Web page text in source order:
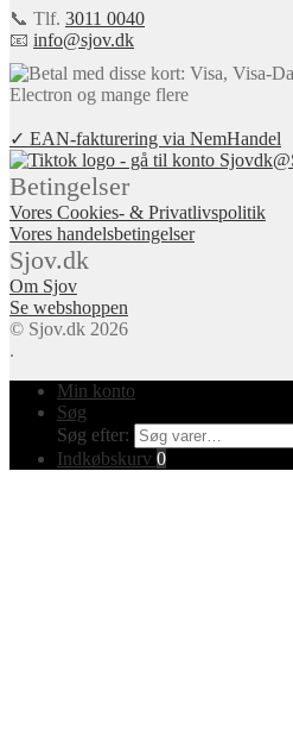
📞 Tlf. 3011 0040
📧 info@sjov.dk
✓ EAN-fakturering via NemHandel
Betingelser
Vores Cookies- & Privatlivspolitik
Vores handelsbetingelser
Sjov.dk
Om Sjov
Se webshoppen
© Sjov.dk 2026
.
Min konto
Søg
Søg efter:
Indkøbskurv 0